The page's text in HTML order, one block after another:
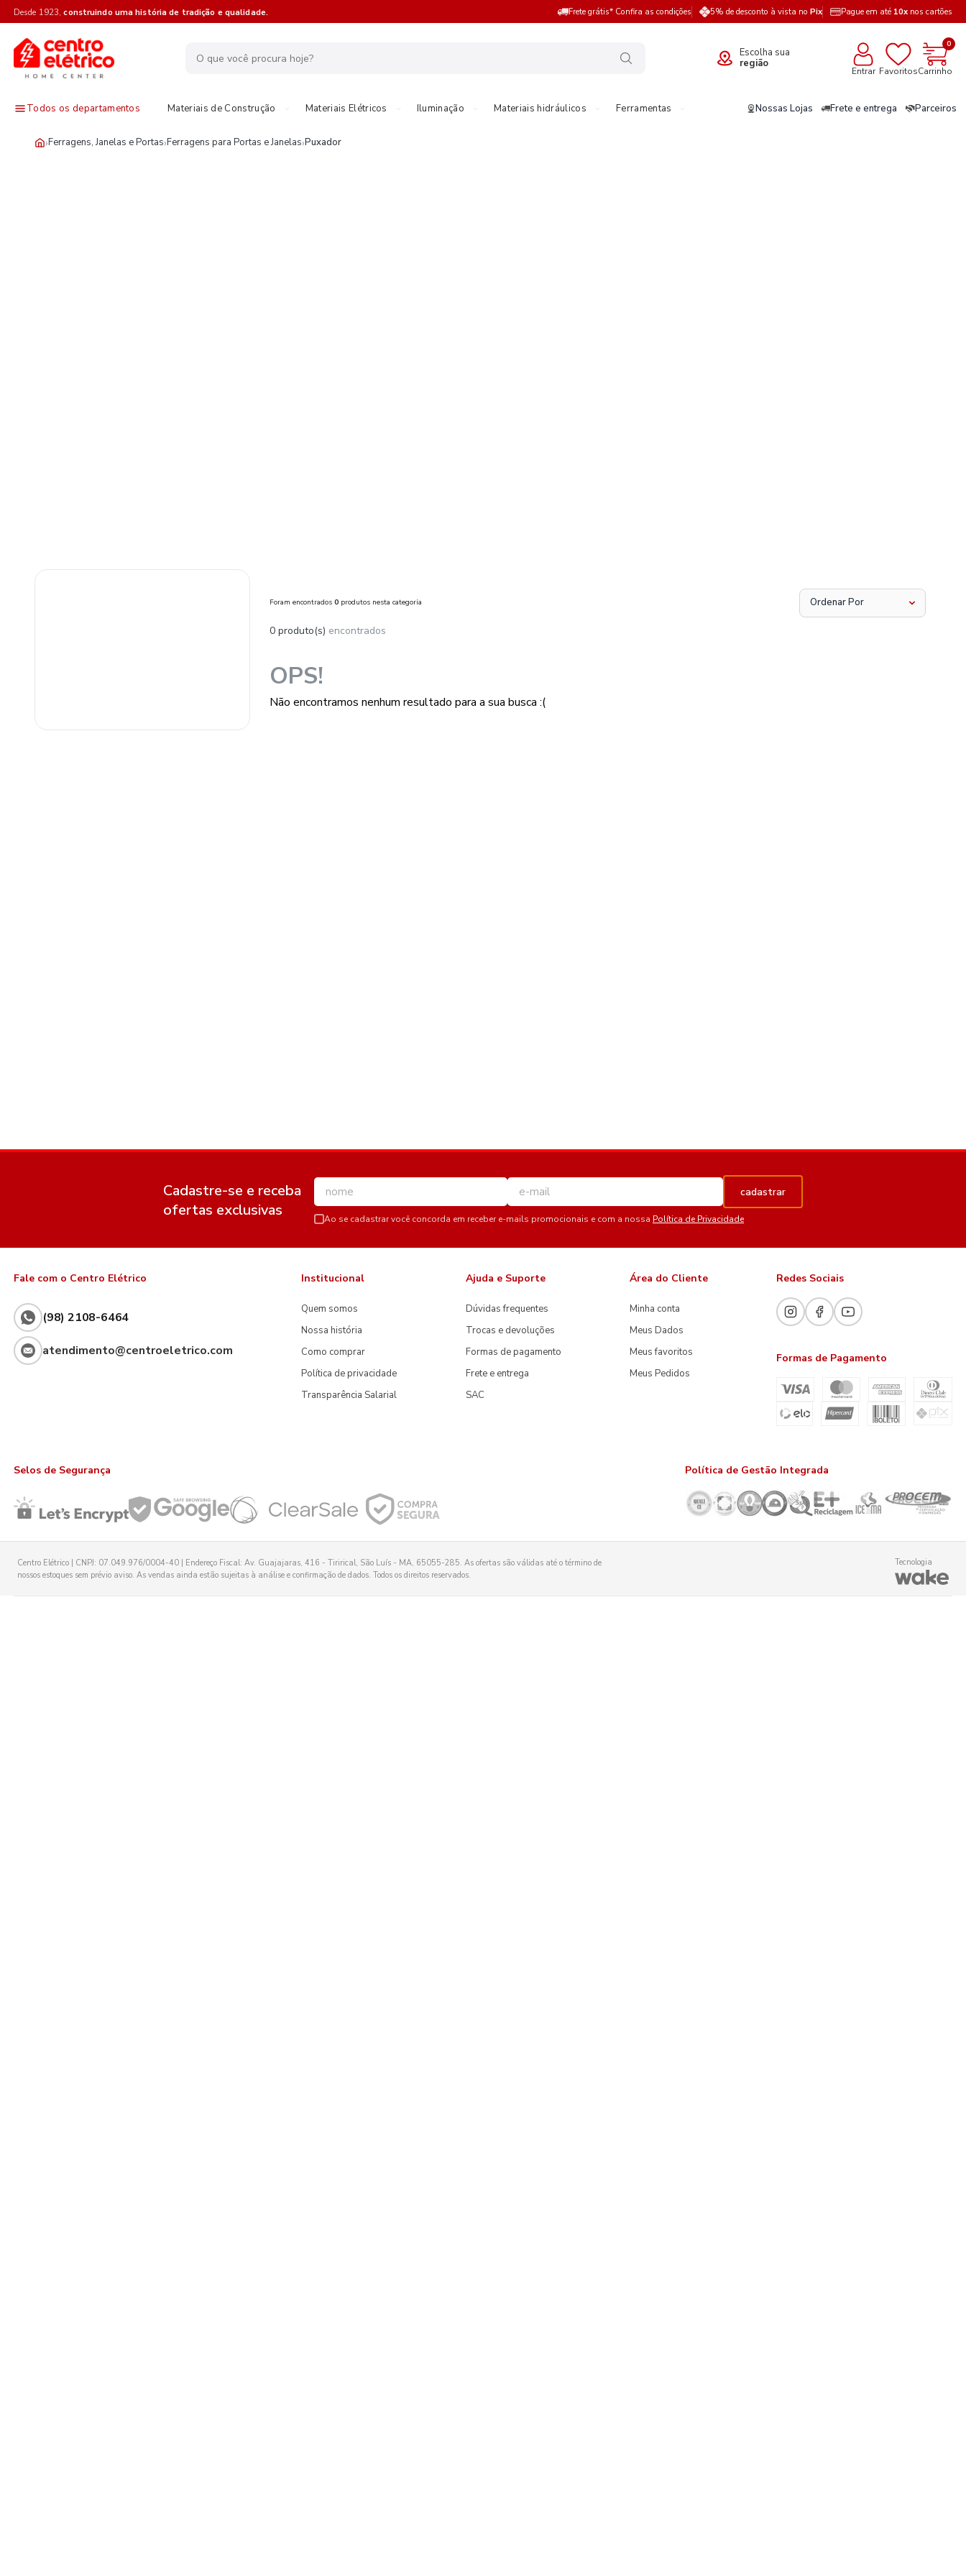
Desde 1923,construindo uma história de tradição e qualidade. Frete grátis* Confira as condições 5% de desconto à vista no Pix Pague em até 10x nos cartões
Escolha sua
região
Entrar Favoritos
0
Carrinho
Todos os departamentos Materiais de Construção Materiais Elétricos Iluminação Materiais hidráulicos Ferramentas Nossas Lojas Frete e entrega Parceiros
›Ferragens, Janelas e Portas›Ferragens para Portas e Janelas›Puxador
Foram encontrados 0 produtos nesta categoria
0 produto(s) encontrados
OPS!
Não encontramos nenhum resultado para a sua busca :(
Cadastre-se e receba
ofertas exclusivas
cadastrar
Ao se cadastrar você concorda em receber e-mails promocionais e com a nossa Política de Privacidade
Fale com o Centro Elétrico
(98) 2108-6464
atendimento@centroeletrico.com
Institucional
Quem somos
Nossa história
Como comprar
Política de privacidade
Transparência Salarial
Ajuda e Suporte
Dúvidas frequentes
Trocas e devoluções
Formas de pagamento
Frete e entrega
SAC
Área do Cliente
Minha conta
Meus Dados
Meus favoritos
Meus Pedidos
Redes Sociais
Formas de Pagamento
Selos de Segurança Política de Gestão Integrada
Centro Elétrico | CNPJ: 07.049.976/0004-40 | Endereço Fiscal: Av. Guajajaras, 416 - Tirirical, São Luís - MA, 65055-285. As ofertas são válidas até o término de
nossos estoques sem prévio aviso. As vendas ainda estão sujeitas à análise e confirmação de dados. Todos os direitos reservados.
Tecnologia